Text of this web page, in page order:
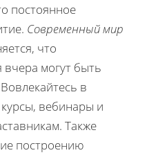
постоянное
Современный мир
что
вчера могут быть
в
вебинары и
Также
построению